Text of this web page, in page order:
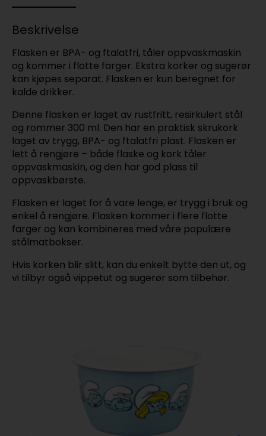
Beskrivelse
Flasken er BPA- og ftalatfri, tåler oppvaskmaskin
og kommer i flotte farger. Ekstra korker og sugerør
kan kjøpes separat. Flasken er kun beregnet for
kalde drikker.
Denne flasken er laget av rustfritt, resirkulert stål
og rommer 300 ml. Den har en praktisk skrukork
laget av trygg, BPA- og ftalatfri plast. Flasken er
lett å rengjøre – både flaske og kork tåler
oppvaskmaskin, og den har god plass til
oppvaskbørste.
Flasken er laget for å vare lenge, er trygg i bruk og
enkel å rengjøre. Flasken kommer i flere flotte
farger og kan kombineres med våre populære
stålmatbokser.
Hvis korken blir slitt, kan du enkelt bytte den ut, og
vi tilbyr også vippetut og sugerør som tilbehør.